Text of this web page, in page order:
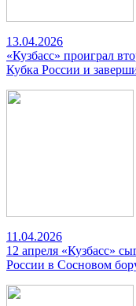
13.04.2026
«Кузбасс» проиграл
Кубка России и
11.04.2026
12 апреля «Кузбасс»
России в Сосновом